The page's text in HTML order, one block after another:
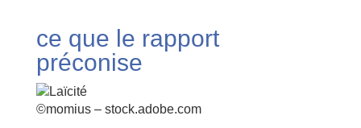
ce que le rapport
préconise
©momius – stock.adobe.com